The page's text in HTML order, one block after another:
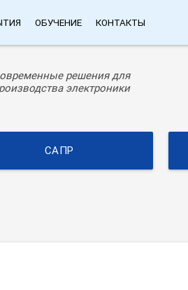
ОБУЧЕНИЕ КОНТАКТЫ
решения для
электроники
САПР